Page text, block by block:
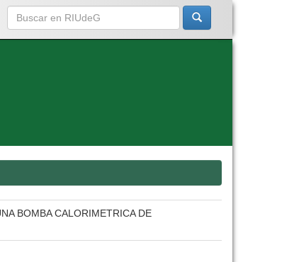
BOMBA CALORIMETRICA DE